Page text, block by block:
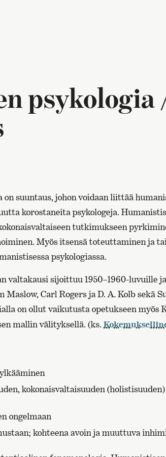
psykologia
suuntaus, johon voidaan liittää
korostaneita psykologeja.
tutkimukseen
Myös itsensä toteuttaminen ja
psykologiassa.
valtakausi sijoittuu 1950–1960-luvuille
Carl Rogers ja D. A. Kolb sekä
on ollut vaikutusta opetukseen myös
mallin välityksellä. (ks.
kokonaisvaltaisuuden
ongelmaan
kohteena avoin ja muuttuva